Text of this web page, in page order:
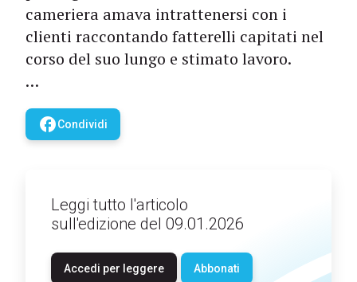
cameriera amava intrattenersi con i
clienti raccontando fatterelli capitati nel
corso del suo lungo e stimato lavoro.
…
facebookCondividi
Leggi tutto l'articolo
sull'edizione del 09.01.2026
Accedi per leggere Abbonati